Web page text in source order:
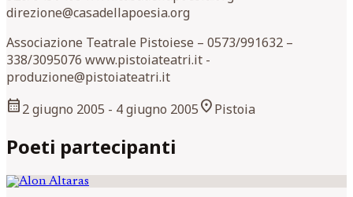
direzione@casadellapoesia.org
Associazione Teatrale Pistoiese – 0573/991632 –
338/3095076 www.pistoiateatri.it -
produzione@pistoiateatri.it
calendar_month2 giugno 2005 - 4 giugno 2005location_onPistoia
Poeti partecipanti